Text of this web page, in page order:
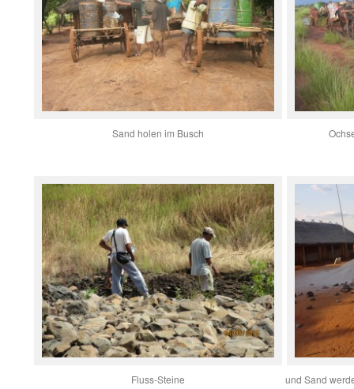
Sand holen im Busch
Fluss-Steine und Sand